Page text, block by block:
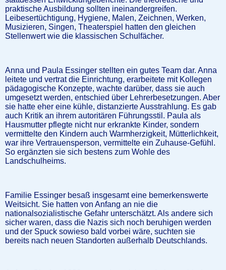
praktische Ausbildung sollten ineinandergreifen.
Leibesertüchtigung, Hygiene, Malen, Zeichnen, Werken,
Musizieren, Singen, Theaterspiel hatten den gleichen
Stellenwert wie die klassischen Schulfächer.
Anna und Paula Essinger stellten ein gutes Team dar. Anna
leitete und vertrat die Einrichtung, erarbeitete mit Kollegen
pädagogische Konzepte, wachte darüber, dass sie auch
umgesetzt werden, entschied über Lehrerbesetzungen. Aber
sie hatte eher eine kühle, distanzierte Ausstrahlung. Es gab
auch Kritik an ihrem autoritären Führungsstil. Paula als
Hausmutter pflegte nicht nur erkrankte Kinder, sondern
vermittelte den Kindern auch Warmherzigkeit, Mütterlichkeit,
war ihre Vertrauensperson, vermittelte ein Zuhause-Gefühl.
So ergänzten sie sich bestens zum Wohle des
Landschulheims.
Familie Essinger besaß insgesamt eine bemerkenswerte
Weitsicht. Sie hatten von Anfang an nie die
nationalsozialistische Gefahr unterschätzt. Als andere sich
sicher waren, dass die Nazis sich noch beruhigen werden
und der Spuck sowieso bald vorbei wäre, suchten sie
bereits nach neuen Standorten außerhalb Deutschlands.